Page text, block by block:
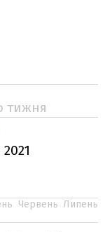
тижня
2021
Червень Липень